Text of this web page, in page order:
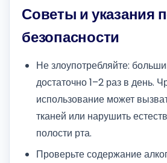
Советы и указания
безопасности
Не злоупотребляйте:
достаточно 1–2 раз в день.
использование может
тканей или нарушить
полости рта.
Проверьте содержание